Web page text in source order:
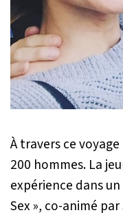
À travers ce
200 hommes. La
expérience dans
Sex », co-animé